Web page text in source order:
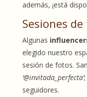
además, ¡está
Sesiones
Algunas
elegido nuestro
sesión de fotos.
‘@invitada_perfecta’
seguidores.